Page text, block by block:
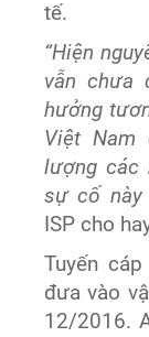
tế.
“Hiện
vẫn chưa
hưởng
Việt
lượng các
sự cố này
ISP cho
Tuyến
đưa vào
12/2016.